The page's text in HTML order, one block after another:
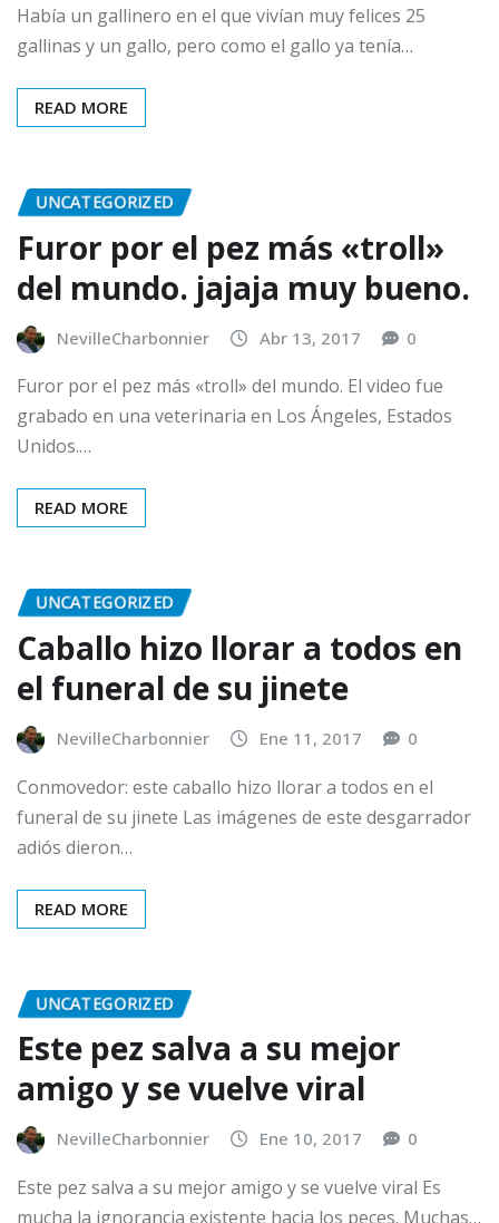
Había un gallinero en el que vivían muy felices 25
gallinas y un gallo, pero como el gallo ya tenía…
READ MORE
UNCATEGORIZED
Furor por el pez más «troll»
del mundo. jajaja muy bueno.
NevilleCharbonnier Abr 13, 2017 0
Furor por el pez más «troll» del mundo. El video fue
grabado en una veterinaria en Los Ángeles, Estados
Unidos.…
READ MORE
UNCATEGORIZED
Caballo hizo llorar a todos en
el funeral de su jinete
NevilleCharbonnier Ene 11, 2017 0
Conmovedor: este caballo hizo llorar a todos en el
funeral de su jinete Las imágenes de este desgarrador
adiós dieron…
READ MORE
UNCATEGORIZED
Este pez salva a su mejor
amigo y se vuelve viral
NevilleCharbonnier Ene 10, 2017 0
Este pez salva a su mejor amigo y se vuelve viral Es
mucha la ignorancia existente hacia los peces. Muchas…